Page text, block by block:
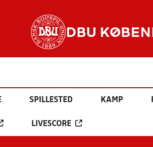
DBU
SPILLESTED KAMP
LIVESCORE